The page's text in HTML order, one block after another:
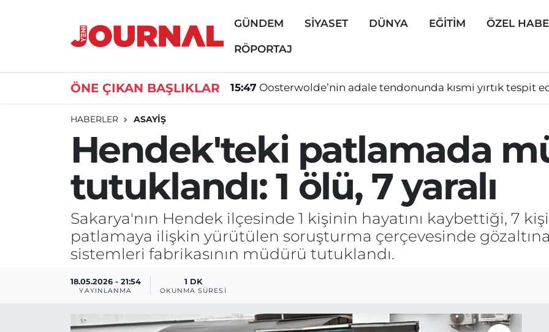
GÜNDEM SİYASET DÜNYA EĞİTİM ÖZEL
RÖPORTAJ
ÖNE ÇIKAN BAŞLIKLAR 15:47 Oosterwolde’nin adale tendonunda kısmi yırtık tespit
HABERLER ASAYİŞ
Hendek'teki patlamada
tutuklandı: 1 ölü, 7 yaralı
Sakarya'nın Hendek ilçesinde 1 kişinin hayatını kaybettiği, 7
patlamaya ilişkin yürütülen soruşturma çerçevesinde
sistemleri fabrikasının müdürü tutuklandı.
18.05.2026 - 21:54
YAYINLANMA
1 DK
OKUNMA SÜRESI
GÜNDEM
DÜNYA
ÖZEL HABER
Nöbetçi Eczaneler
Süper Lig Puan Durumu ve Fikstür
Son Dakika Haberleri
Haber Arşivi